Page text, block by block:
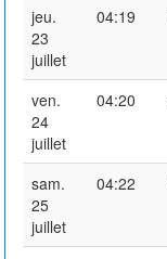
jeu.
23
juillet
04:19
ven.
24
juillet
04:20
sam.
25
juillet
04:22